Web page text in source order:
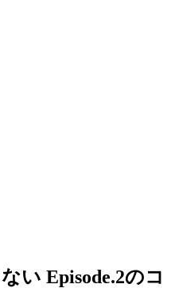
い Episode.2のコ